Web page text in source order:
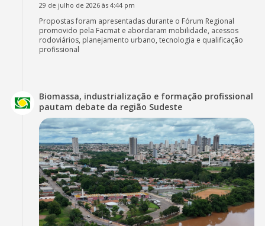
29 de julho de 2026 às 4:44 pm
Propostas foram apresentadas durante o Fórum Regional
promovido pela Facmat e abordaram mobilidade, acessos
rodoviários, planejamento urbano, tecnologia e qualificação
profissional
Biomassa, industrialização e formação profissional
pautam debate da região Sudeste